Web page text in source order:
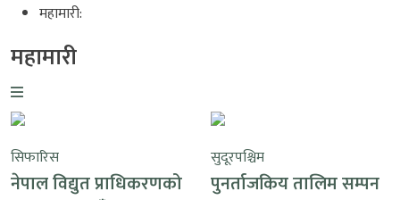
महामारी:
महामारी
सिफारिस
नेपाल विद्युत प्राधिकरणको
सुदूरपश्चिम
पुनर्ताजकिय तालिम सम्पन